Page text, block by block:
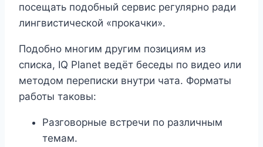
посещать подобный сервис регулярно ради
лингвистической «прокачки».
Подобно многим другим позициям из
списка, IQ Planet ведёт беседы по видео или
методом переписки внутри чата. Форматы
работы таковы:
Разговорные встречи по различным
темам.